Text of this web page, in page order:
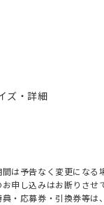
ズ・詳細
は予告なく変更になる
申し込みはお断りさせ
・応募券・引換券等は